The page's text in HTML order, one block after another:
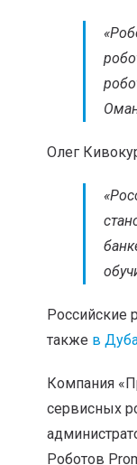
«
Олег
«
Российские
также в
Компания
сервисных
Роботов